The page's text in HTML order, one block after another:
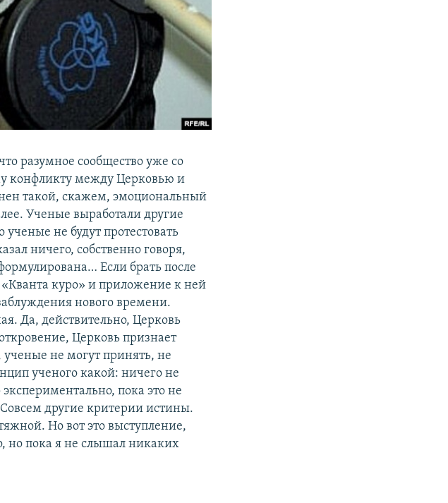
разумное сообщество уже со
конфликту между Церковью и
такой, скажем, эмоциональный
Ученые выработали другие
не будут протестовать
ничего, собственно говоря,
Если брать после
куро» и приложение к ней
нового времени.
Да, действительно, Церковь
Церковь признает
ученые не могут принять, не
ученого какой: ничего не
пока это не
другие критерии истины.
Но вот это выступление,
но пока я не слышал никаких